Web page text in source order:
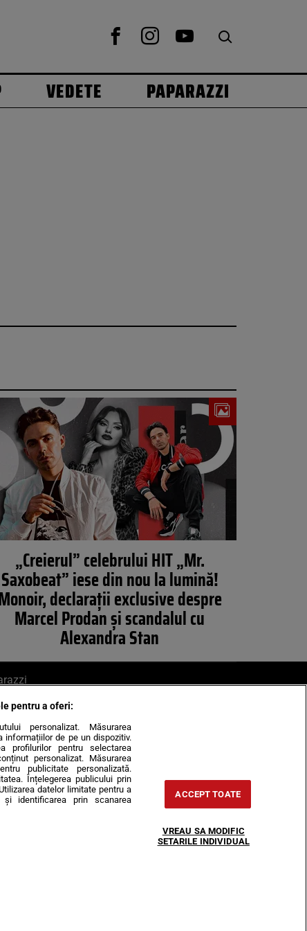
VEDETE PAPARAZZI
„Creierul” celebrului HIT „Mr.
Saxobeat” iese din nou la lumină!
declarații exclusive despre
Marcel Prodan și scandalul cu
Alexandra Stan
mail la pont@cancan.ro
pentru a oferi:
personalizat. Măsurarea
informațiilor de pe un dispozitiv.
profilurilor pentru selectarea
personalizat. Măsurarea
publicitate personalizată.
Înțelegerea publicului prin
datelor limitate pentru a
identificarea prin scanarea
ACCEPT TOATE
VREAU SA MODIFIC
SETARILE INDIVIDUAL